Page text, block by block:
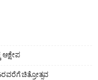
ಚಿತ್ರೋತ್ಸವ